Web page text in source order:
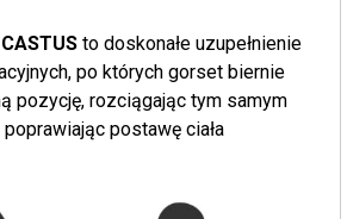
CASTUS to doskonałe uzupełnienie
po których gorset biernie
pozycję, rozciągając tym samym
postawę ciała